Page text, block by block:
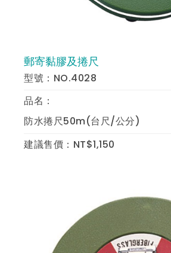
郵寄黏膠及捲尺
型號：NO.4028
品名：
防水捲尺50m(台尺/公分)
建議售價：NT$1,150